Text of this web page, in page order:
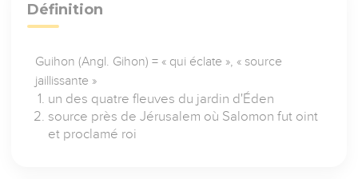
Définition
Guihon (Angl. Gihon) = « qui éclate », « source
jaillissante »
un des quatre fleuves du jardin d'Éden
source près de Jérusalem où Salomon fut oint
et proclamé roi